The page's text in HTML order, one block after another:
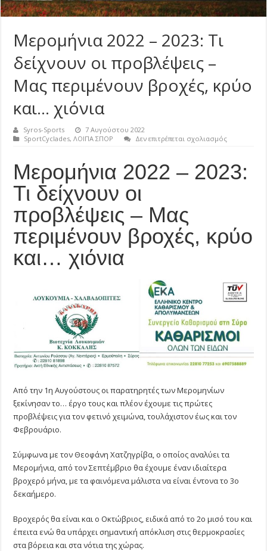
Μερομήνια 2022 – 2023: Τι
δείχνουν οι προβλέψεις –
Μας περιμένουν βροχές, κρύο
και… χιόνια
Syros-Sports
7 Αυγούστου 2022
SportCyclades,ΛΟΙΠΑ ΣΠΟΡ Δεν επιτρέπεται σχολιασμόςστο
–
2023:
Μας
περιμένουν
βροχές,
Μερομήνια 2022 – 2023:
Τι δείχνουν οι
προβλέψεις – Μας
περιμένουν βροχές, κρύο
και… χιόνια
Από την 1η Αυγούστους οι παρατηρητές των Μερομηνίων
ξεκίνησαν το… έργο τους και πλέον έχουμε τις πρώτες
προβλέψεις για τον φετινό χειμώνα, τουλάχιστον έως και τον
Φεβρουάριο.
Σύμφωνα με τον Θεοφάνη Χατζηγρίβα, ο οποίος αναλύει τα
Μερομήνια, από τον Σεπτέμβριο θα έχουμε έναν ιδιαίτερα
βροχερό μήνα, με τα φαινόμενα μάλιστα να είναι έντονα το 3ο
δεκαήμερο.
Βροχερός θα είναι και ο Οκτώβριος, ειδικά από το 2ο μισό του και
έπειτα ενώ θα υπάρχει σημαντική απόκλιση στις θερμοκρασίες
στα βόρεια και στα νότια της χώρας.